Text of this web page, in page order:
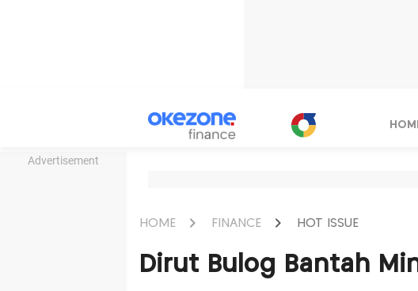
Advertisement
HOME FINANCE HOT ISSUE
Dirut Bulog Bantah